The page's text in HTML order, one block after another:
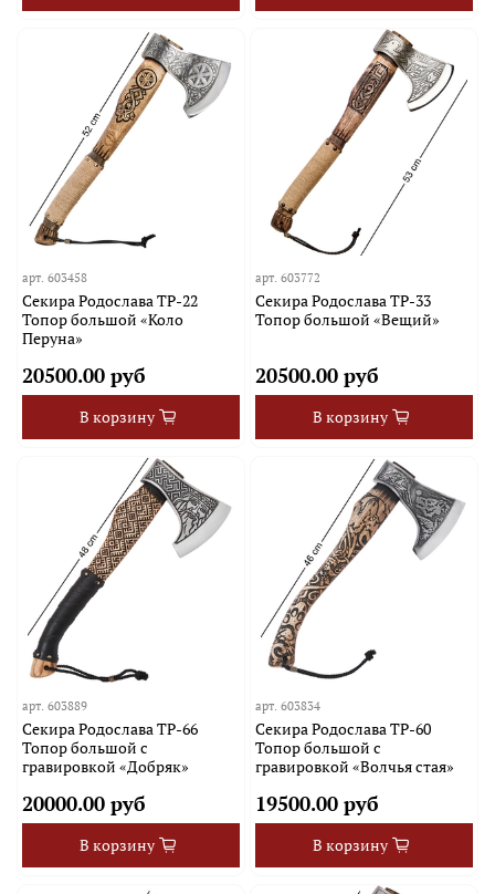
арт.603458
Секира Родослава TP-22
Топор большой «Коло
Перуна»
20500.00 руб
В корзину
арт. 603772
Секира Родослава TP-33
Топор большой «Вещий»
20500.00 руб
В корзину
арт.603889
Секира Родослава TP-66
Топор большой с
гравировкой «Добряк»
20000.00 руб
В корзину
арт. 603834
Секира Родослава TP-60
Топор большой с
гравировкой «Волчья стая»
19500.00 руб
В корзину